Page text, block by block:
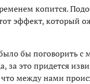
копится.
эффект, который
бы поговорить с
за это придется
между нами